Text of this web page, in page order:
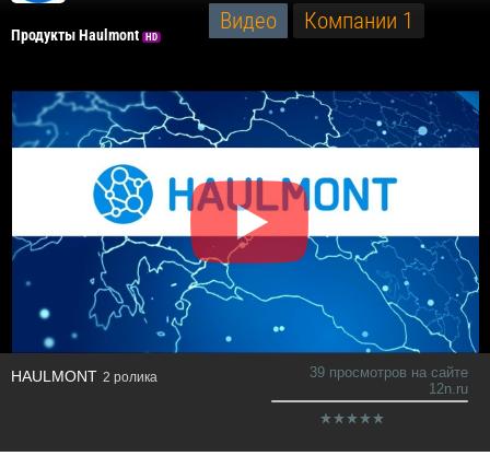
Видео Компании 1
Продукты Haulmont HD
HAULMONT 2 ролика
39 просмотров на сайте
12n.ru